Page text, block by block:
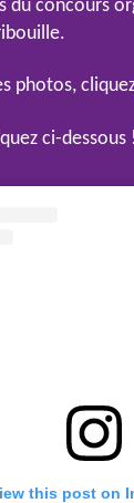
du concours
photos,
ci-dessous
this post on